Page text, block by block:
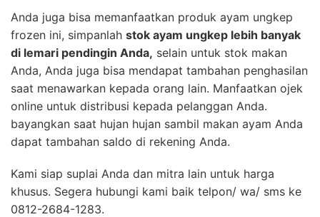
Anda juga bisa memanfaatkan produk ayam ungkep
frozen ini, simpanlah stok ayam ungkep lebih banyak
di lemari pendingin Anda, selain untuk stok makan
Anda, Anda juga bisa mendapat tambahan penghasilan
saat menawarkan kepada orang lain. Manfaatkan ojek
online untuk distribusi kepada pelanggan Anda.
bayangkan saat hujan hujan sambil makan ayam Anda
dapat tambahan saldo di rekening Anda.
Kami siap suplai Anda dan mitra lain untuk harga
khusus. Segera hubungi kami baik telpon/ wa/ sms ke
0812-2684-1283.